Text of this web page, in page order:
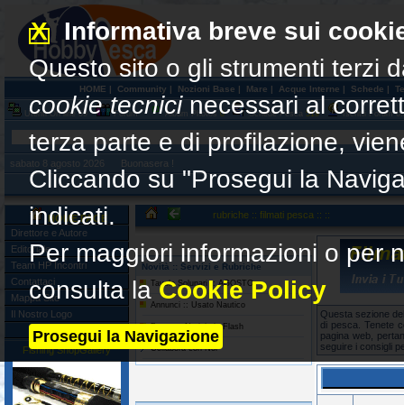
HOME | Community | Nozioni Base | Mare | Acque Interne | Schede |
Utenti On line69 Forum Album Photos 0 Schede Pesca 519 Iscritti Forum
sabato 8 agosto 2026 Buonasera !
HOME PAGE
Direttore e Autore
Editoriale
Team HP Incontri
Contattaci
Mappa Sito
Il Nostro Logo
Fishing ShopGallery
rubriche :: filmati pesca :: ::
Novità :: Servizi e Rubriche
Tavole Solunari :: AGOSTO
Annunci :: Usato Nautico
Pesca :: Notiziario Flash
Collabora con Noi
Questa sezione
di pesca. Tenete
pagina web,
seguire i consigli
X
Informativa breve sui
Questo sito o gli strumenti terzi
cookie tecnicinecessari al
terza parte e di profilazione,
Cliccando su "Prosegui la
indicati.
Per maggiori informazioni o per
consulta laCookie Policy
Prosegui la Navigazione